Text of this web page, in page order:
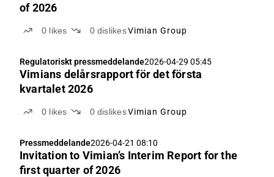
of 2026
0 likes 0 dislikes Vimian Group
Regulatoriskt pressmeddelande2026-04-29 05:45
Vimians delårsrapport för det första
kvartalet 2026
0 likes 0 dislikes Vimian Group
Pressmeddelande2026-04-21 08:10
Invitation to Vimian’s Interim Report for the
first quarter of 2026